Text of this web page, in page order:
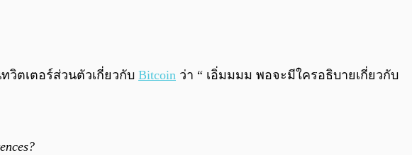
0:00/
วิตเตอร์ส่วนตัวเกี่ยวกับ Bitcoin ว่า “ เอิ่มมมม พอจะมีใครอธิบายเกี่ยวกับ